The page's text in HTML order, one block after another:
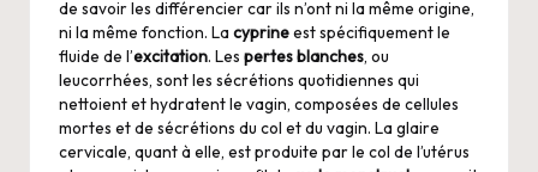
de savoir les différencier car ils n’ont ni la même origine,
ni la même fonction. La cyprineest spécifiquement le
fluide de l’excitation. Les pertes blanches, ou
leucorrhées, sont les sécrétions quotidiennes qui
nettoient et hydratent le vagin, composées de cellules
mortes et de sécrétions du col et du vagin. La glaire
cervicale, quant à elle, est produite par le col de l’utérus